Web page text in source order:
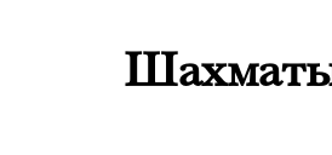
Шахматы